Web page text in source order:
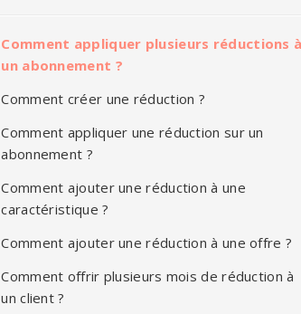
Comment appliquer plusieurs réductions
un abonnement ?
Comment créer une réduction ?
Comment appliquer une réduction sur un
abonnement ?
Comment ajouter une réduction à une
caractéristique ?
Comment ajouter une réduction à une offre ?
Comment offrir plusieurs mois de réduction à
un client ?